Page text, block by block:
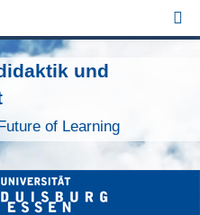
und
of Learning